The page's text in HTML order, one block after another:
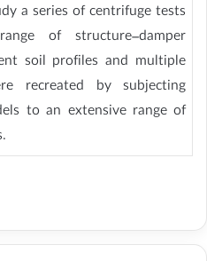
a series of centrifuge tests
of structure–damper
soil profiles and multiple
recreated by subjecting
to an extensive range of